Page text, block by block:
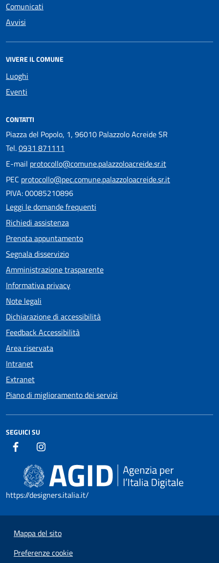
Comunicati
Avvisi
VIVERE IL COMUNE
Luoghi
Eventi
CONTATTI
Piazza del Popolo, 1, 96010 Palazzolo Acreide SR
Tel.0931 871111
E-mail protocollo@comune.palazzoloacreide.sr.it
PEC protocollo@pec.comune.palazzoloacreide.sr.it
PIVA: 00085210896
Leggi le domande frequenti
Richiedi assistenza
Prenota appuntamento
Segnala disservizio
Amministrazione trasparente
Informativa privacy
Note legali
Dichiarazione di accessibilità
Feedback Accessibilità
Area riservata
Intranet
Extranet
Piano di miglioramento dei servizi
SEGUICI SU
https://designers.italia.it/
Mappa del sito
Preferenze cookie